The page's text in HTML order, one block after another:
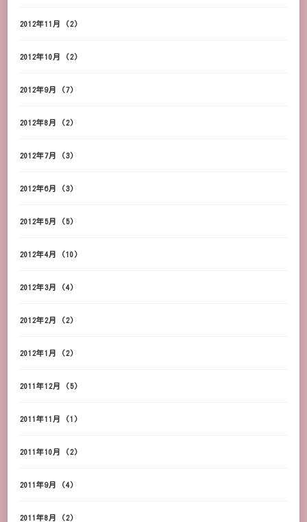
2012年11月 (2)
2012年10月 (2)
2012年9月 (7)
2012年8月 (2)
2012年7月 (3)
2012年6月 (3)
2012年5月 (5)
2012年4月 (10)
2012年3月 (4)
2012年2月 (2)
2012年1月 (2)
2011年12月 (5)
2011年11月 (1)
2011年10月 (2)
2011年9月 (4)
2011年8月 (2)